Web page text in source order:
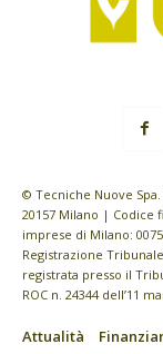
© Tecniche Nuove
20157 Milano | Codice
imprese di Milano:
Registrazione
registrata presso il
ROC n. 24344 dell’11
Attualità